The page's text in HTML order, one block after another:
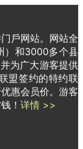
戶网站。网站全
）和3000多个县
为广大游客提供
盟签约的特约联
惠会员价。游客
！ 详情 >>